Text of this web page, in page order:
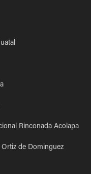
Rinconada Acolapa
de Dominguez